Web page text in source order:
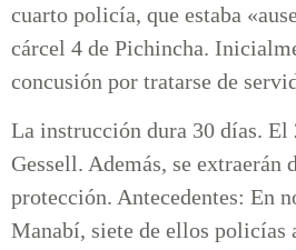
cuarto policía, que estaba
cárcel 4 de Pichincha.
concusión por tratarse de
La instrucción dura 30 días. El
Gessell. Además, se extraerán
protección. Antecedentes: En
Manabí, siete de ellos policías